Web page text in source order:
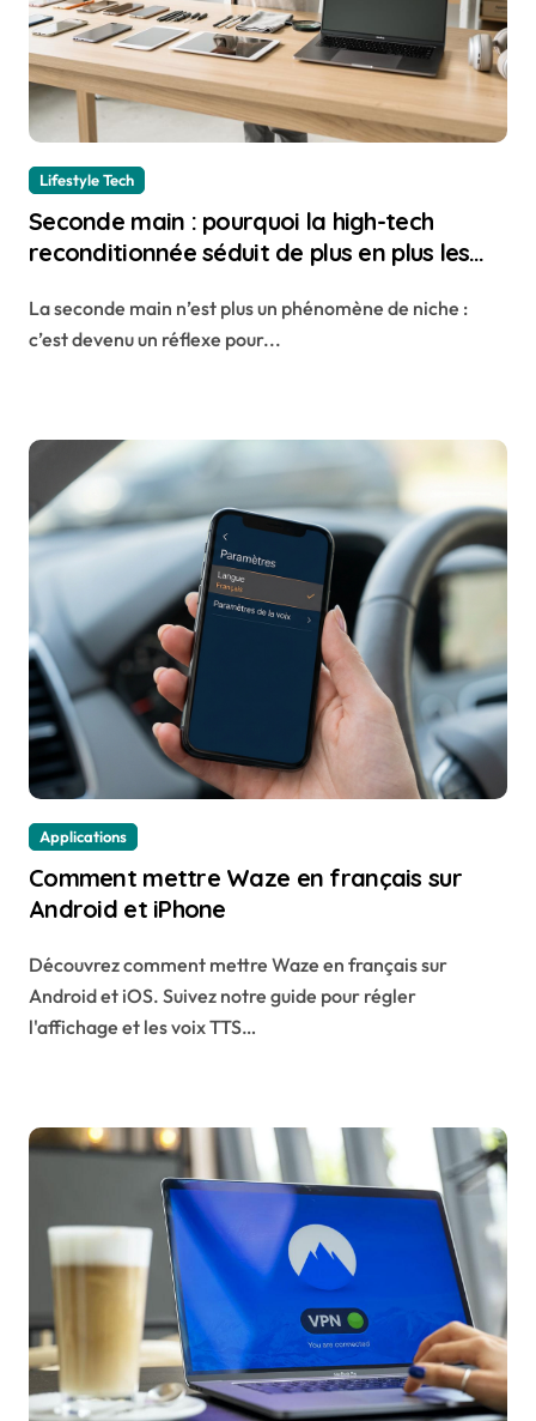
Lifestyle Tech
Seconde main : pourquoi la high-tech
reconditionnée séduit de plus en plus les
La seconde main n’est plus un phénomène de niche :
c’est devenu un réflexe pour...
Applications
Comment mettre Waze en français sur
Android et iPhone
Découvrez comment mettre Waze en français sur
Android et iOS. Suivez notre guide pour régler
l'affichage et les voix TTS…